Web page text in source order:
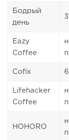
Бодрый
день
Eazy
Coffee
Cofix
Lifehacker
Coffee
HOHORO